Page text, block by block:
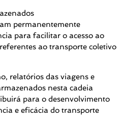
permanentemente
para facilitar o acesso ao
ao transporte coletivo
relatórios das viagens e
nesta cadeia
para o desenvolvimento
e eficácia do transporte